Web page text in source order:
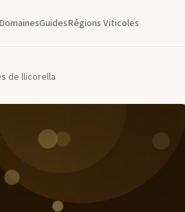
DomainesGuidesRégions Viticoles
de llicorella